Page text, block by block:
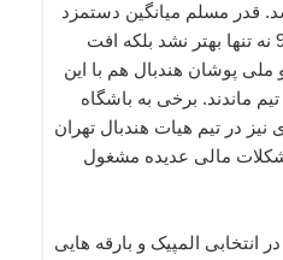
قدر مسلم میانگین دستمزد
تمام بازیکنان لیگ در سال 94 نه تنها بهتر نشد بلکه افت
پوشان هندبال هم با این
ماندند. برخی به باشگاه
در تیم هیات هندبال تهران
مالی عدیده مشغول
المپیک و بارقه هایی